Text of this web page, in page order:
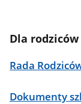
Dla rodziców
Rada
Dokumenty